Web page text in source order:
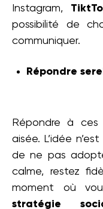
Instagram,
possibilité de
communiquer.
Répondre
Répondre à ces
aisée. L’idée
de ne pas
calme, restez
moment où
stratégie